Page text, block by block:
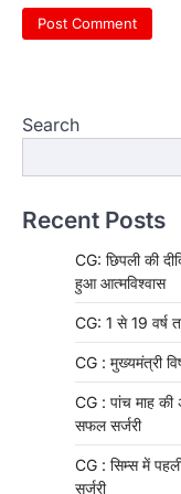
Search
Recent Posts
CG: छिपली की
हुआ आत्मविश्वास
CG: 1 से 19 वर्ष
CG : मुख्यमंत्री
CG : पांच माह की
सफल सर्जरी
CG : सिम्स में
सर्जरी